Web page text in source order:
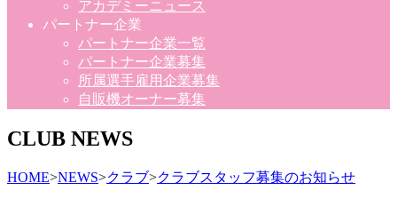
アカデミーニュース
パートナー企業
パートナー企業一覧
パートナー企業募集
所属選手雇用企業募集
自販機オーナー募集
CLUB NEWS
HOME>NEWS>クラブ>クラブスタッフ募集のお知らせ